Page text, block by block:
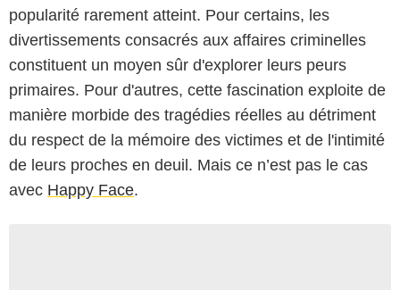
popularité rarement atteint. Pour certains, les
divertissements consacrés aux affaires criminelles
constituent un moyen sûr d'explorer leurs peurs
primaires. Pour d'autres, cette fascination exploite de
manière morbide des tragédies réelles au détriment
du respect de la mémoire des victimes et de l'intimité
de leurs proches en deuil. Mais ce n’est pas le cas
avec Happy Face.